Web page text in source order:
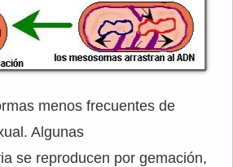
menos frecuentes de
Algunas
se reproducen por gemación,